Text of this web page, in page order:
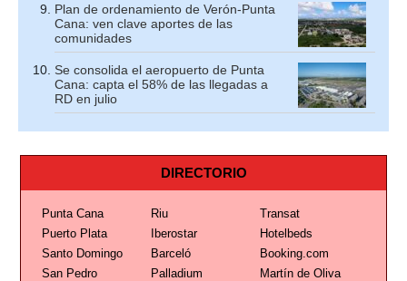
Plan de ordenamiento de Verón-Punta
Cana: ven clave aportes de las
comunidades
Se consolida el aeropuerto de Punta
Cana: capta el 58% de las llegadas a
RD en julio
DIRECTORIO
Punta Cana Riu
Transat
Puerto Plata
Iberostar
Hotelbeds
Santo Domingo
Barceló
Booking.com
San Pedro
Palladium
Martín de Oliva